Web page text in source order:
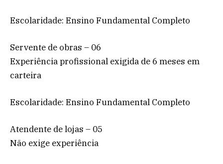
Escolaridade: Ensino Fundamental Completo
Servente de obras – 06
Experiência profissional exigida de 6 meses em
carteira
Escolaridade: Ensino Fundamental Completo
Atendente de lojas – 05
Não exige experiência